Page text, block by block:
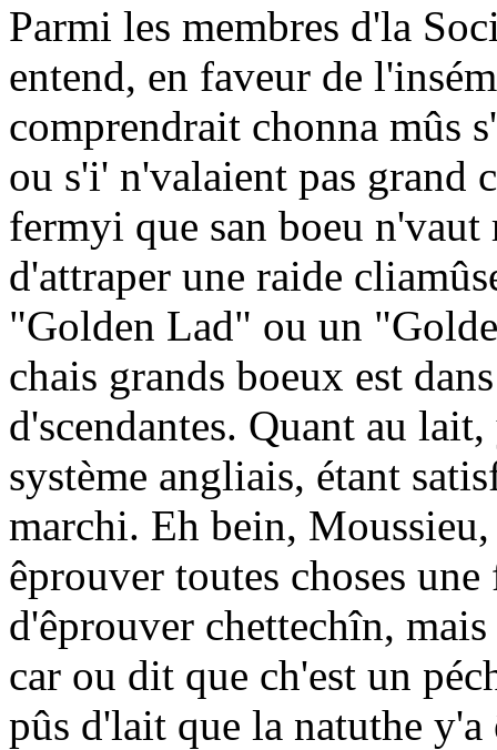
Parmi les membres d'la
entend, en faveur de
comprendrait chonna mûs
ou s'i' n'valaient pas grand
fermyi que san boeu n'vaut
d'attraper une raide
"Golden Lad" ou un
chais grands boeux est
d'scendantes. Quant au
système angliais, étant
marchi. Eh bein,
êprouver toutes choses
d'êprouver chettechîn,
car ou dit que ch'est un
pûs d'lait que la natuthe y'a